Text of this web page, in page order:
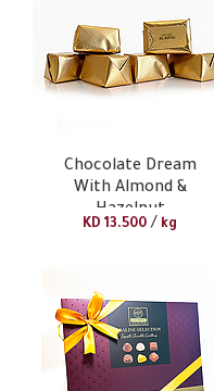
Chocolate Dream
With Almond &
Hazelnut
KD 13.500 / kg